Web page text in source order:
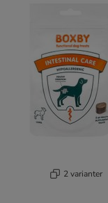
2 varianter